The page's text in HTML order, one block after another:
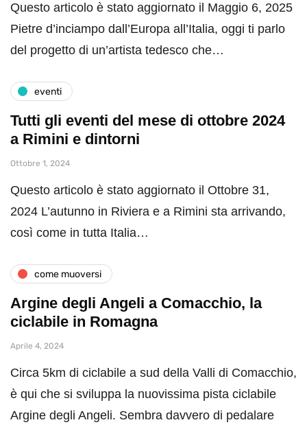
Questo articolo è stato aggiornato il Maggio 6, 2025
Pietre d’inciampo dall’Europa all’Italia, oggi ti parlo
del progetto di un’artista tedesco che…
eventi
Tutti gli eventi del mese di ottobre 2024
a Rimini e dintorni
Ottobre 1, 2024
Questo articolo è stato aggiornato il Ottobre 31,
2024 L’autunno in Riviera e a Rimini sta arrivando,
così come in tutta Italia…
come muoversi
Argine degli Angeli a Comacchio, la
ciclabile in Romagna
Aprile 4, 2024
Circa 5km di ciclabile a sud della Valli di Comacchio,
è qui che si sviluppa la nuovissima pista ciclabile
Argine degli Angeli. Sembra davvero di pedalare